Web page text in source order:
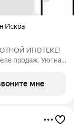
Искра
ИПОТЕКЕ!
продаж. Уютная
продуманная
мне